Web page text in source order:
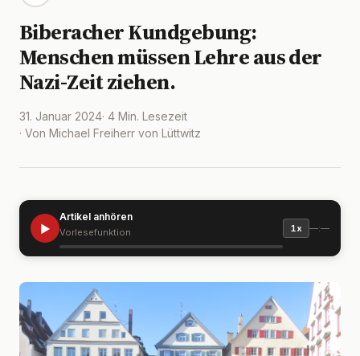
Biberacher Kundgebung:
Menschen müssen Lehre aus der
Nazi-Zeit ziehen.
31. Januar 2024· 4 Min. Lesezeit
· Von Michael Freiherr von Lüttwitz
▶
Artikel anhören
Vorlesefunktion 1x —:—